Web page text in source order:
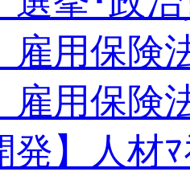
雇用保険
雇用保険
発】人材